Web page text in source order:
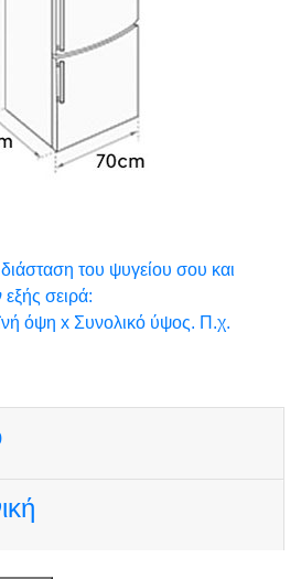
του ψυγείου σου και
σειρά:
όψη x Συνολικό ύψος. Π.χ.